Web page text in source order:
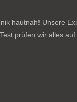
hautnah! Unsere
prüfen wir alles